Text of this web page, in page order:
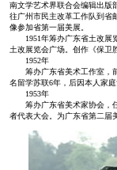
南文学艺术界联合会编辑出版
往广州市民主改革工作队到省
像参加省第一届美展。
1951年筹办广东省土改展览
土改展览会广场。创作《保卫
1952年
筹办广东省美术工作室，前
名留学苏联6年，后因本人家庭
1953年
筹办广东省美术家协会，任
者代表大会。为广东省第二届